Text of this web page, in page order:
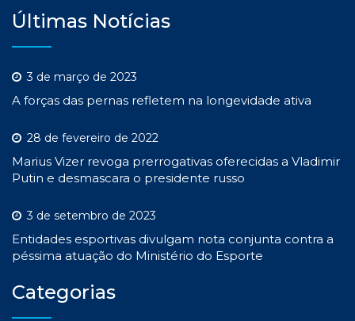
Últimas Notícias
3 de março de 2023
A forças das pernas refletem na longevidade ativa
28 de fevereiro de 2022
Marius Vizer revoga prerrogativas oferecidas a Vladimir
Putin e desmascara o presidente russo
3 de setembro de 2023
Entidades esportivas divulgam nota conjunta contra a
péssima atuação do Ministério do Esporte
Categorias